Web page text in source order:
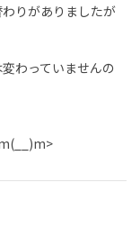
りがありましたが
わっていませんの